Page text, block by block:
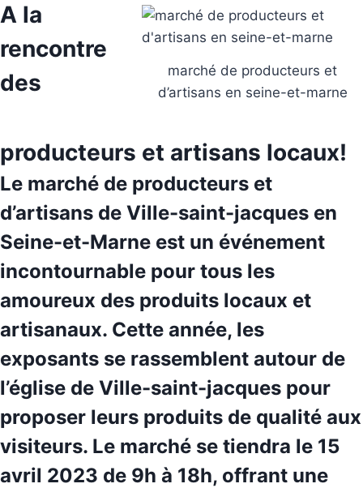
marché de producteurs et
d’artisans en seine-et-marne
A la
rencontre
des
producteurs et artisans locaux!
Le marché de producteurs et
d’artisans de Ville-saint-jacques en
Seine-et-Marne est un événement
incontournable pour tous les
amoureux des produits locaux et
artisanaux. Cette année, les
exposants se rassemblent autour de
l’église de Ville-saint-jacques pour
proposer leurs produits de qualité aux
visiteurs. Le marché se tiendra le 15
avril 2023 de 9h à 18h, offrant une